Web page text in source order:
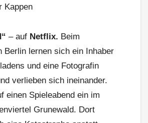
Kappen
– auf Netflix. Beim
Berlin lernen sich ein Inhaber
und eine Fotografin
verlieben sich ineinander.
einen Spieleabend ein im
Grunewald. Dort